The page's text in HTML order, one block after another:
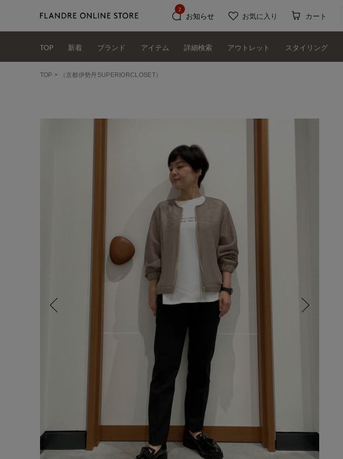
お知らせ
2
お気に入り カート
TOP 新着 ブランド アイテム 詳細検索 アウトレット スタイリング
TOP （京都伊勢丹SUPERIORCLOSET）